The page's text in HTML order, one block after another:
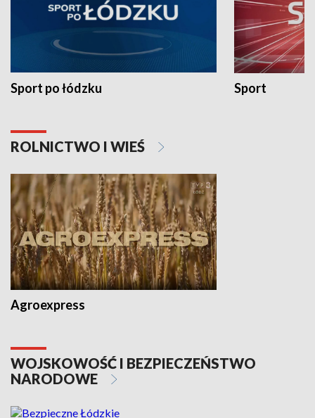
Sport po łódzku Sport
ROLNICTWO I WIEŚ
Agroexpress
WOJSKOWOŚĆ I BEZPIECZEŃSTWO
NARODOWE